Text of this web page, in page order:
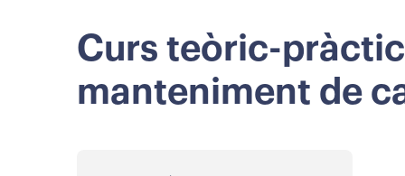
Curs teòric-
manteniment de